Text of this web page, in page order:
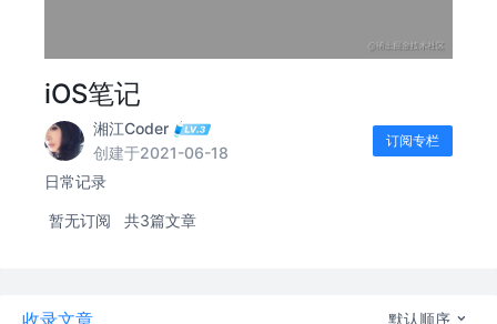
iOS笔记
湘江Coder
创建于2021-06-18
订阅专栏
日常记录
暂无订阅 共3篇文章
收录文章 默认顺序